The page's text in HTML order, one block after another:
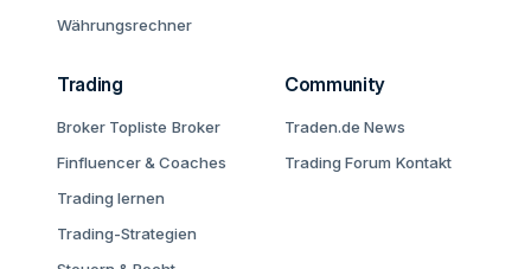
Währungsrechner
Trading
Broker Topliste Broker
Finfluencer & Coaches
Trading lernen
Trading-Strategien
Community
Traden.de News
Trading Forum Kontakt